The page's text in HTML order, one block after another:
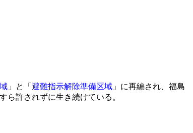
」と「 避難指示解除準備区域 」に再編され、福島
ら許されずに生き続けている。